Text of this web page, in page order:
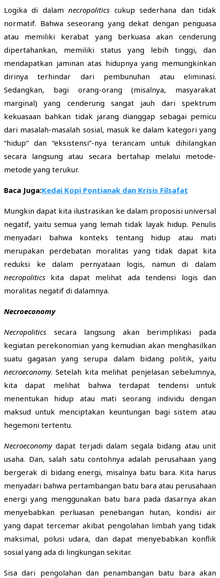
Logika di dalamnecropolitics cukup sederhana dan tidak
normatif. Bahwa seseorang yang dekat dengan penguasa
atau memiliki kerabat yang berkuasa akan cenderung
dipertahankan, memiliki status yang lebih tinggi, dan
mendapatkan jaminan atas hidupnya yang memungkinkan
dirinya terhindar dari pembunuhan atau eliminasi.
Sedangkan, bagi orang-orang (misalnya, masyarakat
marginal) yang cenderung sangat jauh dari spektrum
kekuasaan bahkan tidak jarang dianggap sebagai pemicu
dari masalah-masalah sosial, masuk ke dalam kategori yang
“hidup” dan “eksistensi”-nya terancam untuk dihilangkan
secara langsung atau secara bertahap melalui metode-
metode yang terukur.
Baca Juga:Kedai Kopi Pontianak dan Krisis Filsafat
Mungkin dapat kita ilustrasikan ke dalam proposisi universal
negatif, yaitu semua yang lemah tidak layak hidup. Penulis
menyadari bahwa konteks tentang hidup atau mati
merupakan perdebatan moralitas yang tidak dapat kita
reduksi ke dalam pernyataan logis, namun di dalam
necropolitics kita dapat melihat ada tendensi logis dan
moralitas negatif di dalamnya.
Necroeconomy
Necropolitics secara langsung akan berimplikasi pada
kegiatan perekonomian yang kemudian akan menghasilkan
suatu gagasan yang serupa dalam bidang politik, yaitu
necroeconomy. Setelah kita melihat penjelasan sebelumnya,
kita dapat melihat bahwa terdapat tendensi untuk
menentukan hidup atau mati seorang individu dengan
maksud untuk menciptakan keuntungan bagi sistem atau
hegemoni tertentu.
Necroeconomydapat terjadi dalam segala bidang atau unit
usaha. Dan, salah satu contohnya adalah perusahaan yang
bergerak di bidang energi, misalnya batu bara. Kita harus
menyadari bahwa pertambangan batu bara atau perusahaan
energi yang menggunakan batu bara pada dasarnya akan
menyebabkan perluasan penebangan hutan, kondisi air
yang dapat tercemar akibat pengolahan limbah yang tidak
maksimal, polusi udara, dan dapat menyebabkan konflik
sosial yang ada di lingkungan sekitar.
Sisa dari pengolahan dan penambangan batu bara akan